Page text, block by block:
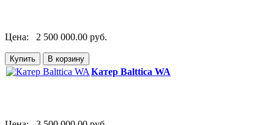
Цена: 2 500 000.00 руб.
Катер Balttica WA